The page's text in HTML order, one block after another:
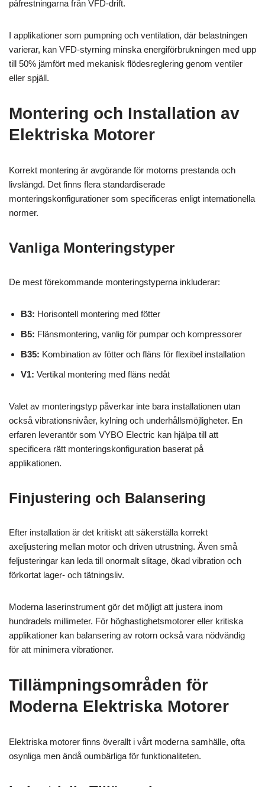
påfrestningarna från VFD-drift.
I applikationer som pumpning och ventilation, där belastningen
varierar, kan VFD-styrning minska energiförbrukningen med upp
till 50% jämfört med mekanisk flödesreglering genom ventiler
eller spjäll.
Montering och Installation av
Elektriska Motorer
Korrekt montering är avgörande för motorns prestanda och
livslängd. Det finns flera standardiserade
monteringskonfigurationer som specificeras enligt internationella
normer.
Vanliga Monteringstyper
De mest förekommande monteringstyperna inkluderar:
B3: Horisontell montering med fötter
B5: Flänsmontering, vanlig för pumpar och kompressorer
B35: Kombination av fötter och fläns för flexibel installation
V1: Vertikal montering med fläns nedåt
Valet av monteringstyp påverkar inte bara installationen utan
också vibrationsnivåer, kylning och underhållsmöjligheter. En
erfaren leverantör som VYBO Electric kan hjälpa till att
specificera rätt monteringskonfiguration baserat på
applikationen.
Finjustering och Balansering
Efter installation är det kritiskt att säkerställa korrekt
axeljustering mellan motor och driven utrustning. Även små
feljusteringar kan leda till onormalt slitage, ökad vibration och
förkortat lager- och tätningsliv.
Moderna laserinstrument gör det möjligt att justera inom
hundradels millimeter. För höghastighetsmotorer eller kritiska
applikationer kan balansering av rotorn också vara nödvändig
för att minimera vibrationer.
Tillämpningsområden för
Moderna Elektriska Motorer
Elektriska motorer finns överallt i vårt moderna samhälle, ofta
osynliga men ändå oumbärliga för funktionaliteten.